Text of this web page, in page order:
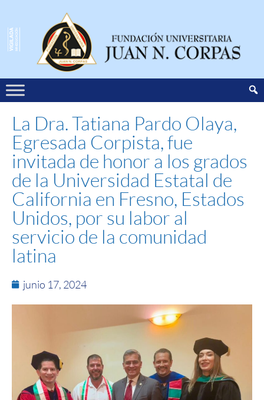
La Dra. Tatiana Pardo Olaya,
Egresada Corpista, fue
invitada de honor a los grados
de la Universidad Estatal de
California en Fresno, Estados
Unidos, por su labor al
servicio de la comunidad
latina
junio 17, 2024